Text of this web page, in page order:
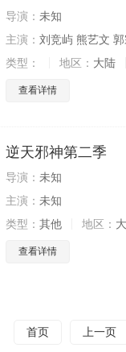
导演： 未知
主演： 刘竞屿 熊艺文
类型：
地区： 大陆
查看详情
逆天邪神第二季
导演： 未知
主演： 未知
类型： 其他 地区：
查看详情
首页 上一页